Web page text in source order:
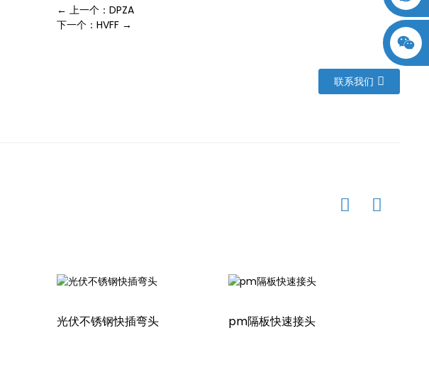
← 上一个：DPZA
下一个：HVFF →
联系我们
光伏不锈钢快插弯头 pm隔板快速接头